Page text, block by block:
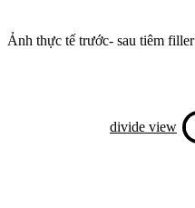
Ảnh thực tế trước- sau tiêm filler
divide view